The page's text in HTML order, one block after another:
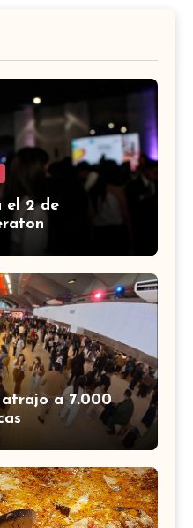
el 2 de
atrajo a 7.000